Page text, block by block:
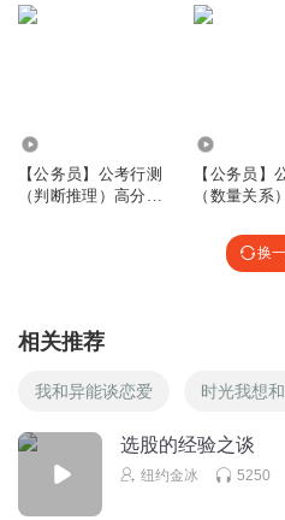
【公务员】公考行测
（判断推理）高分模
【公务员】
（数量关系
换
相关推荐
我和异能谈恋爱 时光我想
选股的经验之谈
纽约金冰 5250